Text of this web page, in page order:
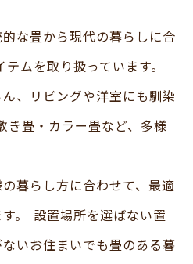
な畳から現代の暮らしに合
ムを取り扱っています。
、リビングや洋室にも馴染
き畳・カラー畳など、多様
暮らし方に合わせて、最適
。 設置場所を選ばない置
いお住まいでも畳のある暮